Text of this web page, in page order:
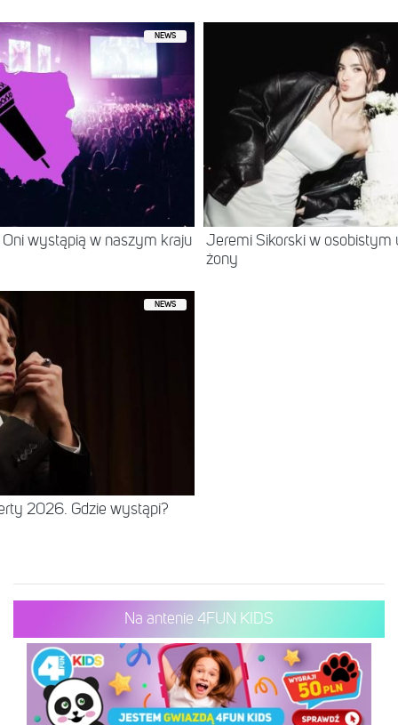
NEWS
wystąpią w naszym kraju
Jeremi Sikorski w osobistym
żony
NEWS
2026. Gdzie wystąpi?
Na antenie 4FUN KIDS